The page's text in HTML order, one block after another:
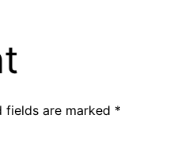
fields are marked *